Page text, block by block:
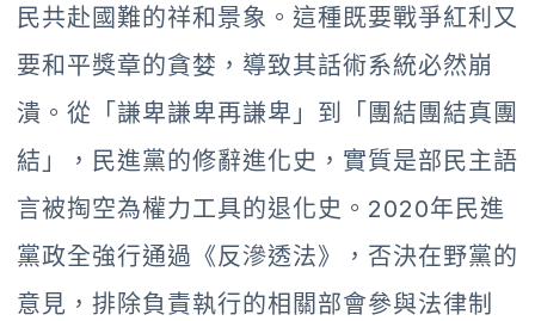
民共赴國難的祥和景象。這種既要戰爭紅利又
要和平獎章的貪婪，導致其話術系統必然崩
潰。從「謙卑謙卑再謙卑」到「團結團結真團
結」，民進黨的修辭進化史，實質是部民主語
言被掏空為權力工具的退化史。2020年民進
黨政全強行通過《反滲透法》，否決在野黨的
意見，排除負責執行的相關部會參與法律制